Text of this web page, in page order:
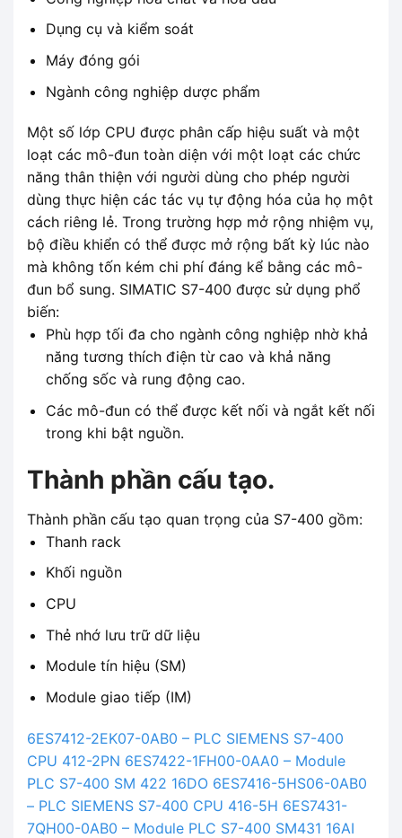
Dụng cụ và kiểm soát
Máy đóng gói
Ngành công nghiệp dược phẩm
Một số lớp CPU được phân cấp hiệu suất và một
loạt các mô-đun toàn diện với một loạt các chức
năng thân thiện với người dùng cho phép người
dùng thực hiện các tác vụ tự động hóa của họ một
cách riêng lẻ. Trong trường hợp mở rộng nhiệm vụ,
bộ điều khiển có thể được mở rộng bất kỳ lúc nào
mà không tốn kém chi phí đáng kể bằng các mô-
đun bổ sung. SIMATIC S7-400 được sử dụng phổ
biến:
Phù hợp tối đa cho ngành công nghiệp nhờ khả
năng tương thích điện từ cao và khả năng
chống sốc và rung động cao.
Các mô-đun có thể được kết nối và ngắt kết nối
trong khi bật nguồn.
Thành phần cấu tạo.
Thành phần cấu tạo quan trọng của S7-400 gồm:
Thanh rack
Khối nguồn
CPU
Thẻ nhớ lưu trữ dữ liệu
Module tín hiệu (SM)
Module giao tiếp (IM)
6ES7412-2EK07-0AB0 – PLC SIEMENS S7-400
CPU 412-2PN 6ES7422-1FH00-0AA0 – Module
PLC S7-400 SM 422 16DO 6ES7416-5HS06-0AB0
– PLC SIEMENS S7-400 CPU 416-5H 6ES7431-
7QH00-0AB0 – Module PLC S7-400 SM431 16AI